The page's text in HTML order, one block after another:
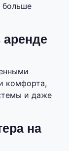
больше
комфорта,
и даже
на